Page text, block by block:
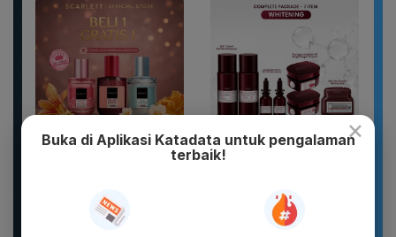
PARFUM PRIA WANGI
Complete Package -
ITEM ) - DAVIENA
SKINCARE
×
Buka di Aplikasi Katadata untuk pengalaman
terbaik!